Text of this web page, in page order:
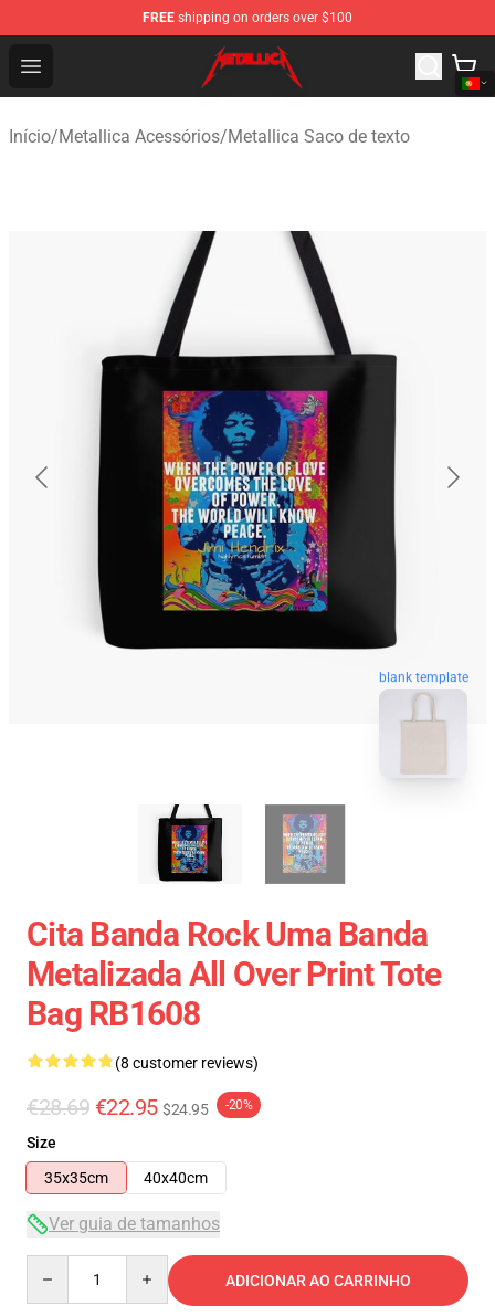
FREE shipping on orders over $100
Open menu
Metallica Store - Official Metallica Merchandise Shop
Início/Metallica Acessórios/Metallica Saco de texto
blank template
Cita Banda Rock Uma Banda
Metalizada All Over Print Tote
Bag RB1608
(8 customer reviews)
€28.69 €22.95 $24.95 -20%
Size
35x35cm
40x40cm
Ver guia de tamanhos
ADICIONAR AO CARRINHO